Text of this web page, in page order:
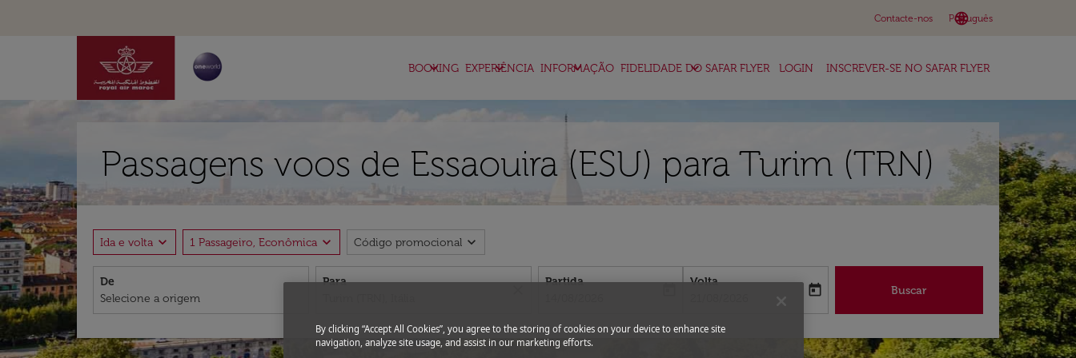
Contacte-nos language
Português
keyboard_arrow_down
BOOKING
keyboard_arrow_down EXPERIÊNCIA
keyboard_arrow_down INFORMAÇÃO
keyboard_arrow_down FIDELIDADE DO SAFAR FLYER
keyboard_arrow_down LOGIN INSCREVER-SE NO SAFAR FLYER
Passagens voos de Essaouira (ESU) para Turim (TRN)
Ida e volta expand_more 1 Passageiro, Econômica expand_more Código promocional expand_more
De Para
Partida
Volta
fc-booking-return-date-aria-label
today Buscar
By clicking “Accept All Cookies”, you agree to the storing of cookies on your device to enhance site
navigation, analyze site usage, and assist in our marketing efforts.